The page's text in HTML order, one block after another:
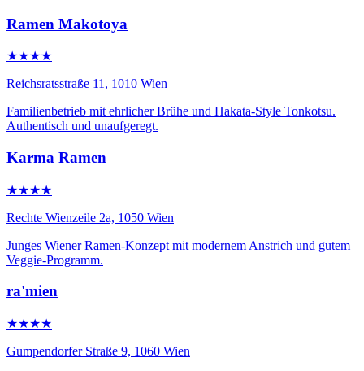
Ramen Makotoya
★★★★
Reichsratsstraße 11, 1010 Wien
Familienbetrieb mit ehrlicher Brühe und Hakata-Style Tonkotsu.
Authentisch und unaufgeregt.
Karma Ramen
★★★★
Rechte Wienzeile 2a, 1050 Wien
Junges Wiener Ramen-Konzept mit modernem Anstrich und gutem
Veggie-Programm.
ra'mien
★★★★
Gumpendorfer Straße 9, 1060 Wien